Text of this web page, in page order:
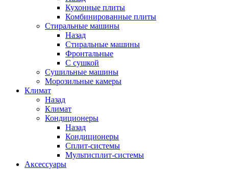
Кухонные плиты
Комбинированные плиты
Стиральные машины
Назад
Стиральные машины
Фронтальные
С сушкой
Сушильные машины
Морозильные камеры
Климат
Назад
Климат
Кондиционеры
Назад
Кондиционеры
Сплит-системы
Мультисплит-системы
Аксессуары